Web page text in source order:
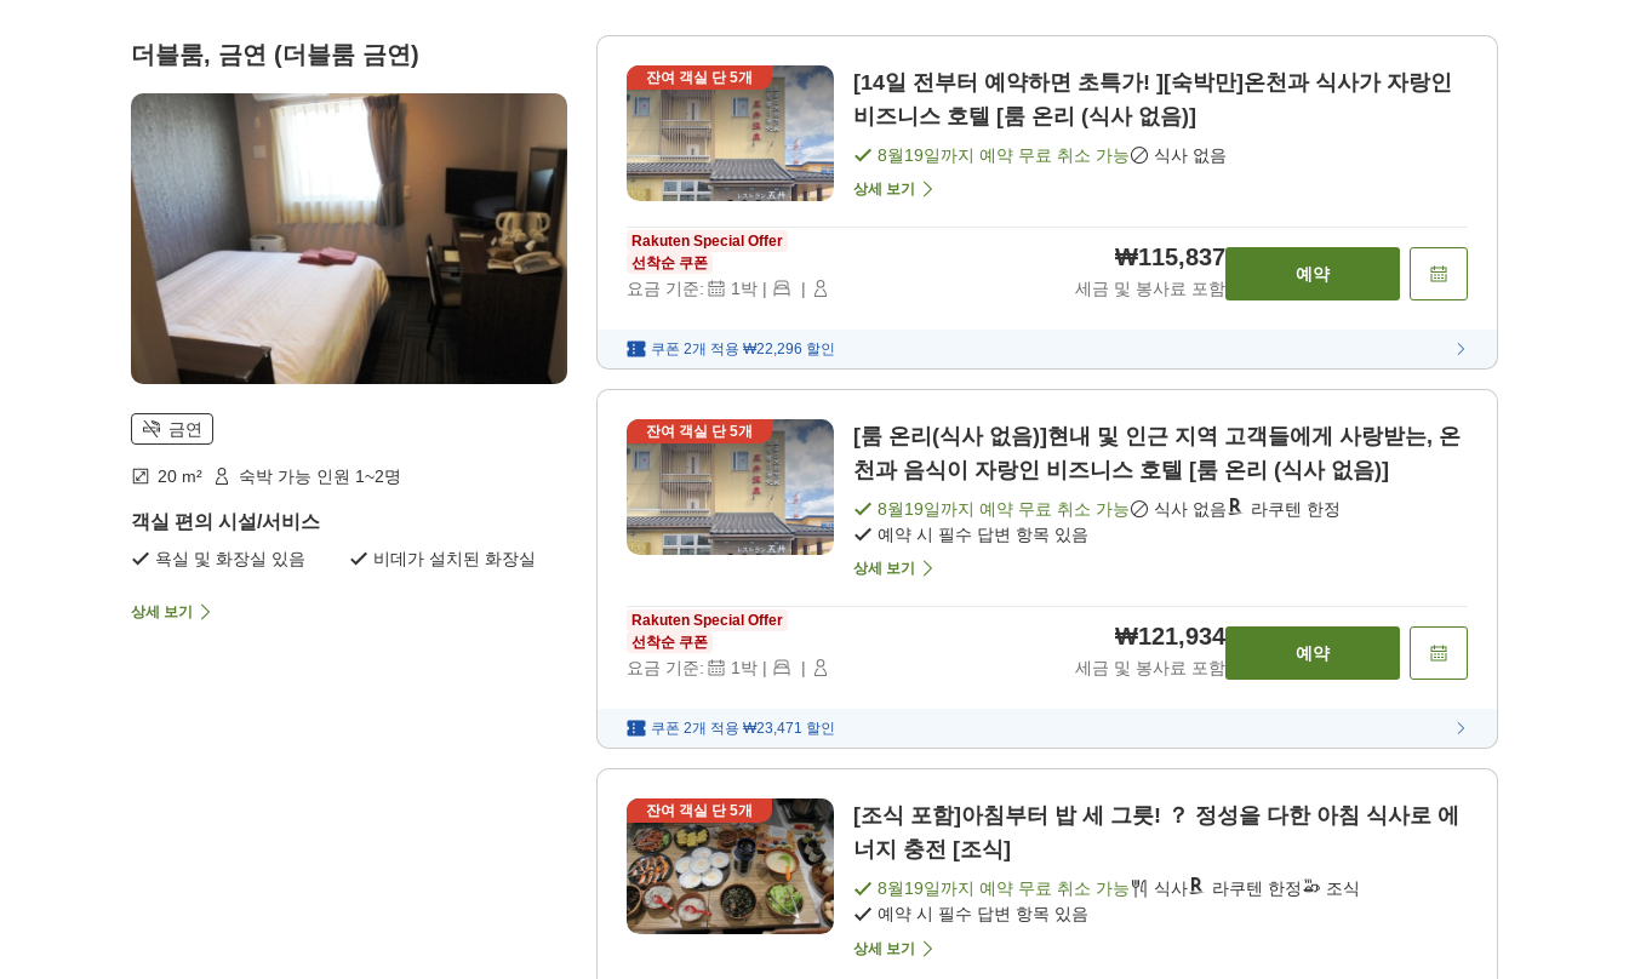
더블룸, 금연 (더블룸 금연)
금연
20 m² 숙박 가능 인원 1~2명
객실 편의 시설/서비스
욕실 및 화장실 있음 비데가 설치된 화장실
상세 보기
잔여 객실 단5개
[14일 전부터 예약하면 초특가! ][숙박만]온천과 식사가 자랑인
비즈니스 호텔 [룸 온리 (식사 없음)]
8월19일까지 예약 무료 취소 가능 식사 없음
상세 보기
Rakuten Special Offer
선착순 쿠폰
요금 기준: 1박 | |
₩115,837
세금 및 봉사료 포함
예약
쿠폰 2개 적용 ₩22,296 할인
잔여 객실 단5개
[룸 온리(식사 없음)]현내 및 인근 지역 고객들에게 사랑받는, 온
천과 음식이 자랑인 비즈니스 호텔 [룸 온리 (식사 없음)]
8월19일까지 예약 무료 취소 가능 식사 없음
라쿠텐 한정
예약 시 필수 답변 항목 있음
상세 보기
Rakuten Special Offer
선착순 쿠폰
요금 기준: 1박 | |
₩121,934
세금 및 봉사료 포함
예약
쿠폰 2개 적용 ₩23,471 할인
잔여 객실 단5개
[조식 포함]아침부터 밥 세 그릇! ？ 정성을 다한 아침 식사로 에
너지 충전 [조식]
8월19일까지 예약 무료 취소 가능 식사 라쿠텐 한정
조식
예약 시 필수 답변 항목 있음
상세 보기